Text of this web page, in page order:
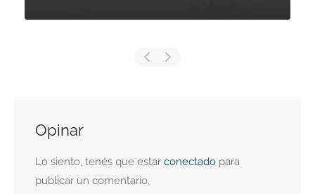
Opinar
Lo siento, tenés que estar conectado para
publicar un comentario.